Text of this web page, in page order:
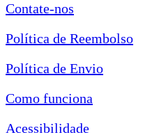
Contate-nos
Política de Reembolso
Política de Envio
Como funciona
Acessibilidade